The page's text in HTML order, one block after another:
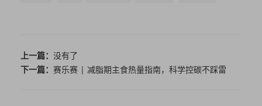
上一篇： 没有了
下一篇： 赛乐赛 | 减脂期主食热量指南，科学控碳不踩雷